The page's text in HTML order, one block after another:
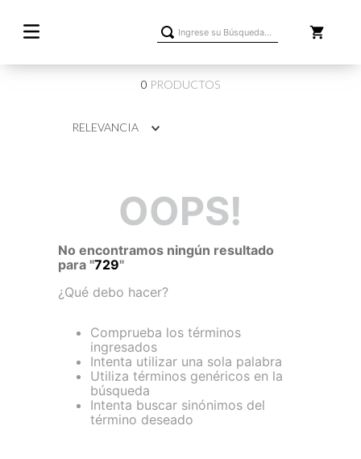
Ingrese su Búsqueda...
0 PRODUCTOS
RELEVANCIA
OOPS!
No encontramos ningún resultado
para "729"
¿Qué debo hacer?
Comprueba los términos
ingresados
Intenta utilizar una sola palabra
Utiliza términos genéricos en la
búsqueda
Intenta buscar sinónimos del
término deseado